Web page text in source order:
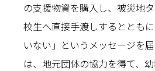
の支援物資を購入し、被災地
校生へ直接手渡しするととも
いない」というメッセージを
は、地元団体の協力を得て、